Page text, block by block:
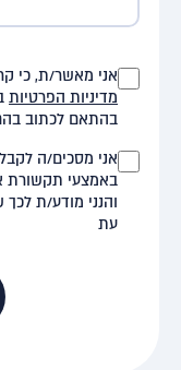
אני מאשר/ת, כי
מדיניות הפרטיות
בהתאם לכתוב
אני מסכים/ה
והנני מודע/ת
עת